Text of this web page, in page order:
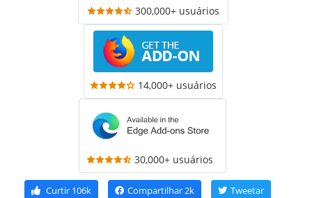
300,000+ usuários
14,000+ usuários
30,000+ usuários
Curtir 106k Compartilhar2k Tweetar